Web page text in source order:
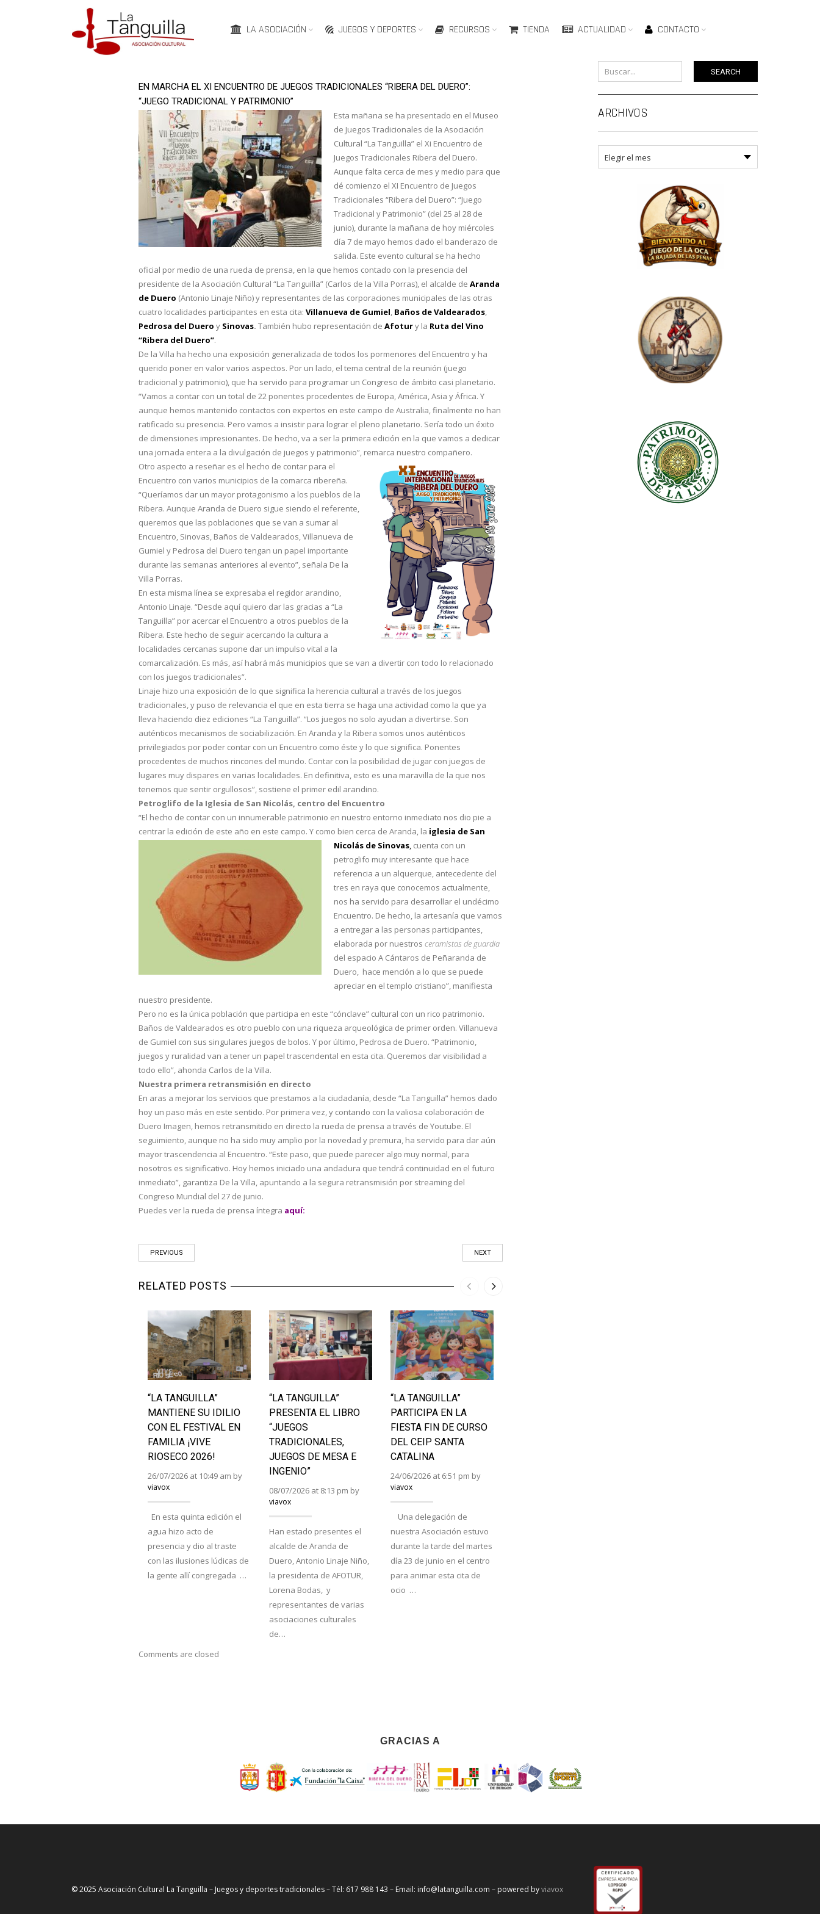
LA ASOCIACIÓN JUEGOS Y DEPORTES RECURSOS TIENDA ACTUALIDAD CONTACTO
EN MARCHA EL XI ENCUENTRO DE JUEGOS TRADICIONALES “RIBERA DEL DUERO”:
“JUEGO TRADICIONAL Y PATRIMONIO”
Esta mañana se ha presentado en el Museo
de Juegos Tradicionales de la Asociación
Cultural “La Tanguilla” el Xi Encuentro de
Juegos Tradicionales Ribera del Duero.
Aunque falta cerca de mes y medio para que
dé comienzo el XI Encuentro de Juegos
Tradicionales “Ribera del Duero”: “Juego
Tradicional y Patrimonio” (del 25 al 28 de
junio), durante la mañana de hoy miércoles
día 7 de mayo hemos dado el banderazo de
salida. Este evento cultural se ha hecho
oficial por medio de una rueda de prensa, en la que hemos contado con la presencia del
presidente de la Asociación Cultural “La Tanguilla” (Carlos de la Villa Porras), el alcalde deAranda
de Duero (Antonio Linaje Niño) y representantes de las corporaciones municipales de las otras
cuatro localidades participantes en esta cita:Villanueva de Gumiel, Baños de Valdearados,
Pedrosa del Duero y Sinovas. También hubo representación deAfotury la Ruta del Vino
“Ribera del Duero”.
De la Villa ha hecho una exposición generalizada de todos los pormenores del Encuentro y ha
querido poner en valor varios aspectos. Por un lado, el tema central de la reunión (juego
tradicional y patrimonio), que ha servido para programar un Congreso de ámbito casi planetario.
“Vamos a contar con un total de 22 ponentes procedentes de Europa, América, Asia y África. Y
aunque hemos mantenido contactos con expertos en este campo de Australia, finalmente no han
ratificado su presencia. Pero vamos a insistir para lograr el pleno planetario. Sería todo un éxito
de dimensiones impresionantes. De hecho, va a ser la primera edición en la que vamos a dedicar
una jornada entera a la divulgación de juegos y patrimonio”, remarca nuestro compañero.
Otro aspecto a reseñar es el hecho de contar para el
Encuentro con varios municipios de la comarca ribereña.
“Queríamos dar un mayor protagonismo a los pueblos de la
Ribera. Aunque Aranda de Duero sigue siendo el referente,
queremos que las poblaciones que se van a sumar al
Encuentro, Sinovas, Baños de Valdearados, Villanueva de
Gumiel y Pedrosa del Duero tengan un papel importante
durante las semanas anteriores al evento”, señala De la
Villa Porras.
En esta misma línea se expresaba el regidor arandino,
Antonio Linaje. “Desde aquí quiero dar las gracias a “La
Tanguilla” por acercar el Encuentro a otros pueblos de la
Ribera. Este hecho de seguir acercando la cultura a
localidades cercanas supone dar un impulso vital a la
comarcalización. Es más, así habrá más municipios que se van a divertir con todo lo relacionado
con los juegos tradicionales”.
Linaje hizo una exposición de lo que significa la herencia cultural a través de los juegos
tradicionales, y puso de relevancia el que en esta tierra se haga una actividad como la que ya
lleva haciendo diez ediciones “La Tanguilla”. “Los juegos no solo ayudan a divertirse. Son
auténticos mecanismos de sociabilización. En Aranda y la Ribera somos unos auténticos
privilegiados por poder contar con un Encuentro como éste y lo que significa. Ponentes
procedentes de muchos rincones del mundo. Contar con la posibilidad de jugar con juegos de
lugares muy dispares en varias localidades. En definitiva, esto es una maravilla de la que nos
tenemos que sentir orgullosos”, sostiene el primer edil arandino.
Petroglifo de la Iglesia de San Nicolás, centro del Encuentro
“El hecho de contar con un innumerable patrimonio en nuestro entorno inmediato nos dio pie a
centrar la edición de este año en este campo. Y como bien cerca de Aranda, la iglesia de San
Nicolás de Sinovas, cuenta con un
petroglifo muy interesante que hace
referencia a un alquerque, antecedente del
tres en raya que conocemos actualmente,
nos ha servido para desarrollar el undécimo
Encuentro. De hecho, la artesanía que vamos
a entregar a las personas participantes,
elaborada por nuestrosceramistas de guardia
del espacio A Cántaros de Peñaranda de
Duero, hace mención a lo que se puede
apreciar en el templo cristiano”, manifiesta
nuestro presidente.
Pero no es la única población que participa en este “cónclave” cultural con un rico patrimonio.
Baños de Valdearados es otro pueblo con una riqueza arqueológica de primer orden. Villanueva
de Gumiel con sus singulares juegos de bolos. Y por último, Pedrosa de Duero. “Patrimonio,
juegos y ruralidad van a tener un papel trascendental en esta cita. Queremos dar visibilidad a
todo ello”, ahonda Carlos de la Villa.
Nuestra primera retransmisión en directo
En aras a mejorar los servicios que prestamos a la ciudadanía, desde “La Tanguilla” hemos dado
hoy un paso más en este sentido. Por primera vez, y contando con la valiosa colaboración de
Duero Imagen, hemos retransmitido en directo la rueda de prensa a través de Youtube. El
seguimiento, aunque no ha sido muy amplio por la novedad y premura, ha servido para dar aún
mayor trascendencia al Encuentro. “Este paso, que puede parecer algo muy normal, para
nosotros es significativo. Hoy hemos iniciado una andadura que tendrá continuidad en el futuro
inmediato”, garantiza De la Villa, apuntando a la segura retransmisión por streaming del
Congreso Mundial del 27 de junio.
Puedes ver la rueda de prensa íntegra aquí:
PREVIOUS NEXT
RELATED POSTS
“LA TANGUILLA”
MANTIENE SU IDILIO
CON EL FESTIVAL EN
FAMILIA ¡VIVE
RIOSECO 2026!
26/07/2026 at 10:49 am by
viavox
En esta quinta edición el
agua hizo acto de
presencia y dio al traste
con las ilusiones lúdicas de
la gente allí congregada …
“LA TANGUILLA”
PRESENTA EL LIBRO
“JUEGOS
TRADICIONALES,
JUEGOS DE MESA E
INGENIO”
08/07/2026 at 8:13 pm by
viavox
Han estado presentes el
alcalde de Aranda de
Duero, Antonio Linaje Niño,
la presidenta de AFOTUR,
Lorena Bodas, y
representantes de varias
asociaciones culturales
de…
“LA TANGUILLA”
PARTICIPA EN LA
FIESTA FIN DE CURSO
DEL CEIP SANTA
CATALINA
24/06/2026 at 6:51 pm by
viavox
Una delegación de
nuestra Asociación estuvo
durante la tarde del martes
día 23 de junio en el centro
para animar esta cita de
ocio …
Comments are closed
SEARCH
ARCHIVOS
GRACIAS A
© 2025 Asociación Cultural La Tanguilla – Juegos y deportes tradicionales – Tél: 617 988 143 – Email: info@latanguilla.com – powered byviavox